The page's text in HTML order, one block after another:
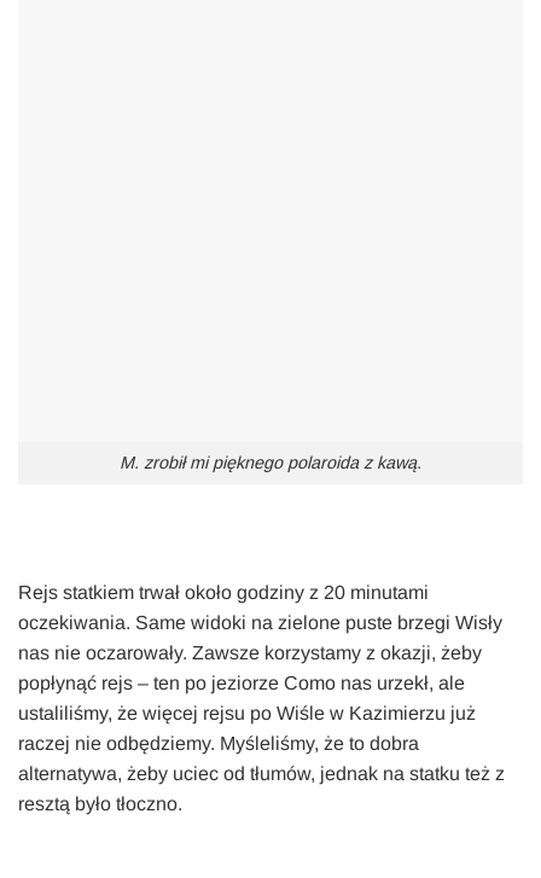
M. zrobił mi pięknego polaroida z kawą.
Rejs statkiem trwał około godziny z 20 minutami
oczekiwania. Same widoki na zielone puste brzegi Wisły
nas nie oczarowały. Zawsze korzystamy z okazji, żeby
popłynąć rejs – ten po jeziorze Como nas urzekł, ale
ustaliliśmy, że więcej rejsu po Wiśle w Kazimierzu już
raczej nie odbędziemy. Myśleliśmy, że to dobra
alternatywa, żeby uciec od tłumów, jednak na statku też z
resztą było tłoczno.